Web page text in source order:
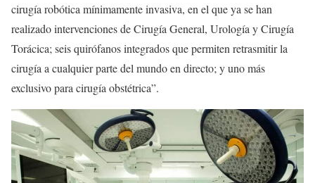
cirugía robótica mínimamente invasiva, en el que ya se han
realizado intervenciones de Cirugía General, Urología y Cirugía
Torácica; seis quirófanos integrados que permiten retrasmitir la
cirugía a cualquier parte del mundo en directo; y uno más
exclusivo para cirugía obstétrica”.